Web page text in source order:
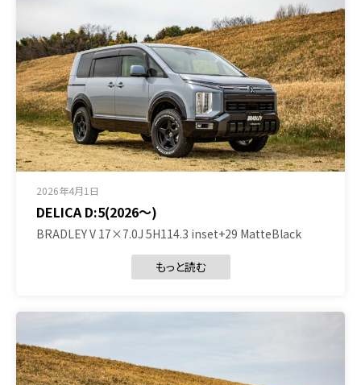
2026年4月1日
DELICA D:5(2026～)
BRADLEY V 17×7.0J 5H114.3 inset+29 MatteBlack
もっと読む